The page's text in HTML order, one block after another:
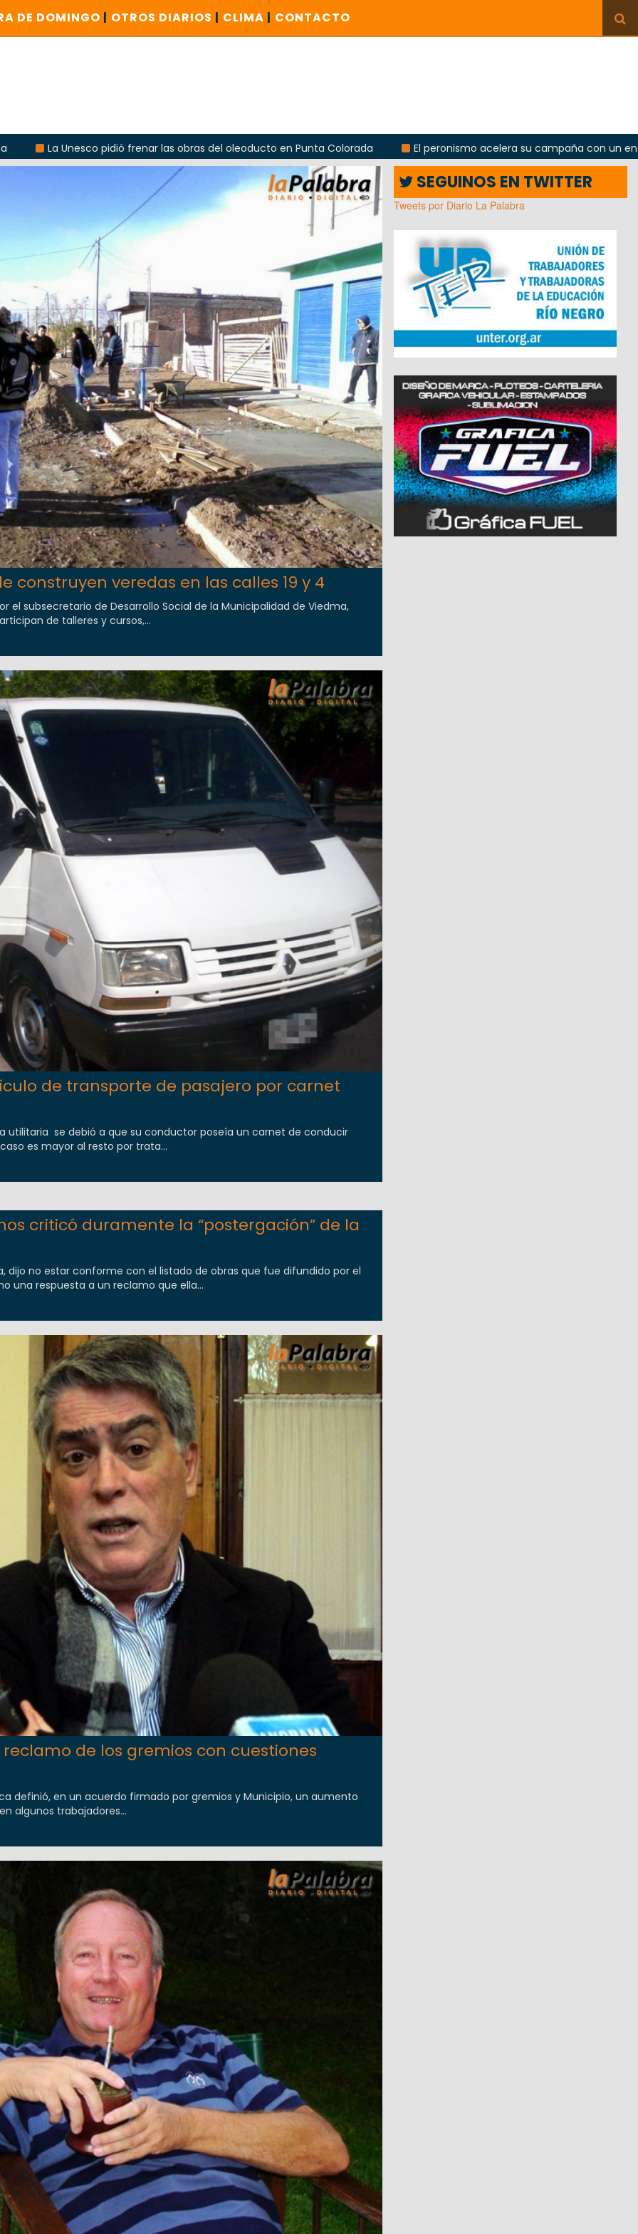
DE DOMINGO | OTROS DIARIOS | CLIMA | CONTACTO
pidió frenar las obras del oleoducto en Punta Colorada
El peronismo acelera su campaña con un encuentro
construyen veredas en las calles 19 y 4
el subsecretario de Desarrollo Social de la Municipalidad de Viedma,
de talleres y cursos,...
de transporte de pasajero por carnet
utilitaria se debió a que su conductor poseía un carnet de conducir
es mayor al resto por trata...
criticó duramente la “postergación” de la
dijo no estar conforme con el listado de obras que fue difundido por el
una respuesta a un reclamo que ella...
de los gremios con cuestiones
definió, en un acuerdo firmado por gremios y Municipio, un aumento
algunos trabajadores...
SEGUINOS EN TWITTER
Tweets por Diario La Palabra